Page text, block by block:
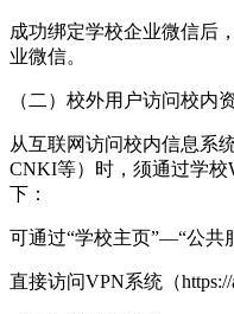
成功绑定学校企业微信后
业微信。
（二）校外用户访问校内
从互联网访问校内信息系
CNKI等）时，须通过学
下：
可通过“学校主页”—“公共
直接访问VPN系统（https://